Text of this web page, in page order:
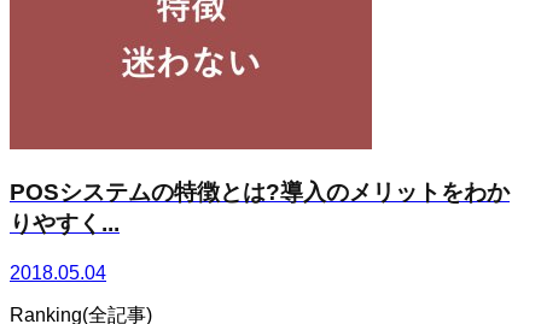
POSシステムの特徴とは?導入のメリットをわか
りやすく...
2018.05.04
Ranking(全記事)